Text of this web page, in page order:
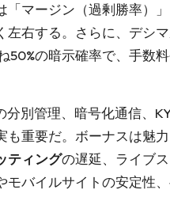
マージン（過剰勝率）
右する。さらに、デシ
の暗示確率で、手数
別管理、暗号化通信、
重要だ。ボーナスは魅
ティングの遅延、ライブ
バイルサイトの安定性